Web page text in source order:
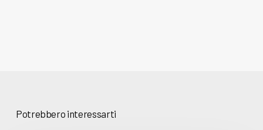
Potrebbero interessarti